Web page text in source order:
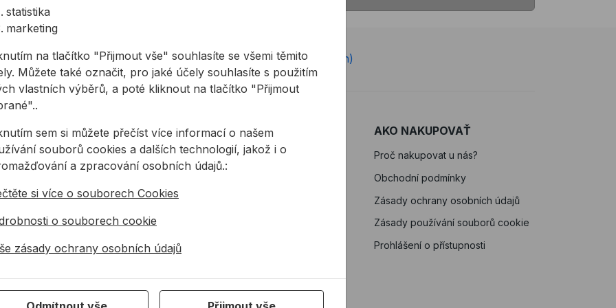
944 078 info@allmedia-cz.cz allmediasro (po-ne 7-22 h)
KONTAKTY
Společnost
Technická podpora
Zákaznická podpora
Servis nářadí
O NÁS
Kdo jsme
AKO NAKUPOVAŤ
Proč nakupovat u nás?
Obchodní podmínky
Zásady ochrany osobních údajů
Zásady používání souborů cookie
Prohlášení o přístupnosti
ALLMEDIA Newsletter
statistika
marketing
na tlačítko "Přijmout vše" souhlasíte se všemi těmito
Můžete také označit, pro jaké účely souhlasíte s použitím
vlastních výběrů, a poté kliknout na tlačítko "Přijmout
sem si můžete přečíst více informací o našem
souborů cookies a dalších technologií, jakož i o
a zpracování osobních údajů.:
si více o souborech Cookies
o souborech cookie
zásady ochrany osobních údajů